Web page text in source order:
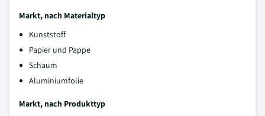
Markt, nach Materialtyp
Kunststoff
Papier und Pappe
Schaum
Aluminiumfolie
Markt, nach Produkttyp